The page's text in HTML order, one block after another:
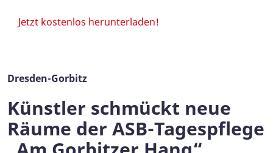
Jetzt kostenlos herunterladen!
Dresden-Gorbitz
Künstler schmückt neue
Räume der ASB-Tagespflege